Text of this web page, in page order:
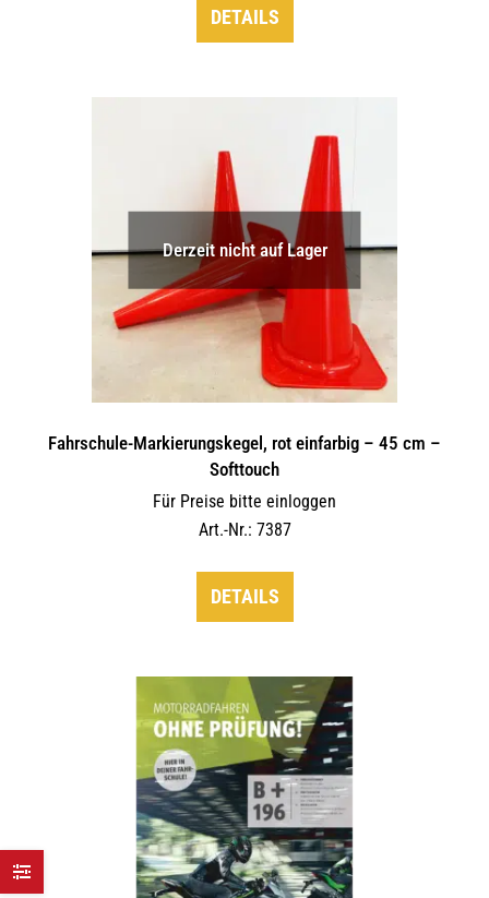
DETAILS
Derzeit nicht auf Lager
Fahrschule-Markierungskegel, rot einfarbig – 45 cm –
Softtouch
Für Preise bitte einloggen
Art.-Nr.: 7387
DETAILS